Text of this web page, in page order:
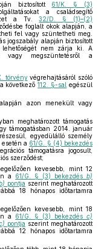
biztosított 61/K. § (3)
a családsegítő
a Tv.32/D. § (1)–(2)
foglalt okok alapján, a
fel vagy szüntetheti meg.
jogszabály alapján biztosított
lehetőségét nem zárja ki. A
vagy megszüntetésről a
törvényvégrehajtásáról szóló
a következő112. §-sal egészül
azon menekült vagy
meghatározott támogatás
támogatásban 2014. január
egyedülálló személy
esetén a 61/G. § (4) bekezdés
támogatásra jogosult,
szerződést;
kevesebb, mint 12
a 61/G. § (3) bekezdésb)
pontja szerint meghatározott
18 hónapos időtartamra
kevesebb, mint 18
a 61/G. § (3) bekezdésc)
pontja szerint meghatározott
12 hónapos időtartamra